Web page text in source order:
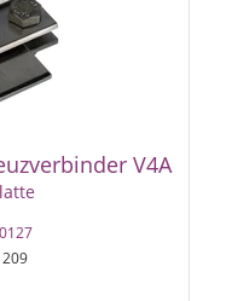
V4A